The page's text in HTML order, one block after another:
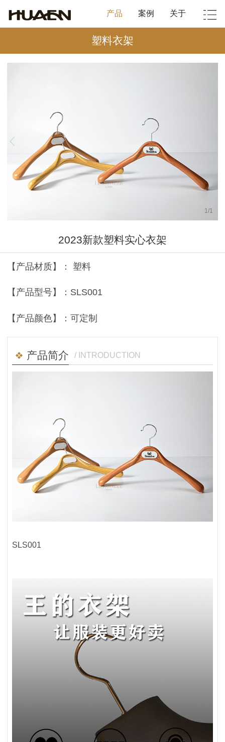
产品 案例 关于
塑料衣架
1 /1
2023新款塑料实心衣架
【产品材质】： 塑料
【产品型号】：SLS001
【产品颜色】：可定制
产品简介 / INTRODUCTION
SLS001